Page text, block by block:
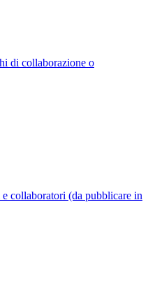
di collaborazione o
collaboratori (da pubblicare in